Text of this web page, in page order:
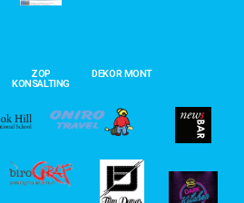
ZOP
KONSALTING
DEKOR MONT